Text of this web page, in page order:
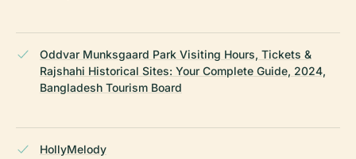
Oddvar Munksgaard Park Visiting Hours, Tickets &
Rajshahi Historical Sites: Your Complete Guide, 2024,
Bangladesh Tourism Board
HollyMelody